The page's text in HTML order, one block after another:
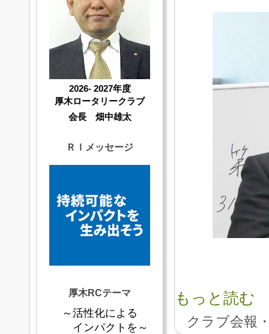
もっと読む
クラブ会報
2026- 2027年度
厚木ロータリークラブ
会長 畑中雄太
ＲＩメッセージ
厚木RCテーマ
～活性化による
インパクトを～